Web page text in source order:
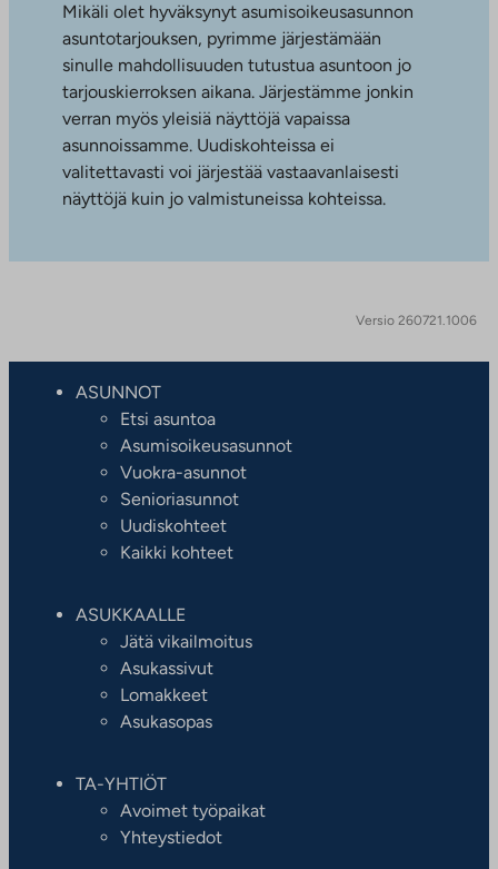
Mikäli olet hyväksynyt asumisoikeusasunnon
asuntotarjouksen, pyrimme järjestämään
sinulle mahdollisuuden tutustua asuntoon jo
tarjouskierroksen aikana. Järjestämme jonkin
verran myös yleisiä näyttöjä vapaissa
asunnoissamme. Uudiskohteissa ei
valitettavasti voi järjestää vastaavanlaisesti
näyttöjä kuin jo valmistuneissa kohteissa.
Versio 260721.1006
ASUNNOT
Etsi asuntoa
Asumisoikeusasunnot
Vuokra-asunnot
Senioriasunnot
Uudiskohteet
Kaikki kohteet
ASUKKAALLE
Jätä vikailmoitus
Asukassivut
Lomakkeet
Asukasopas
TA-YHTIÖT
Avoimet työpaikat
Yhteystiedot